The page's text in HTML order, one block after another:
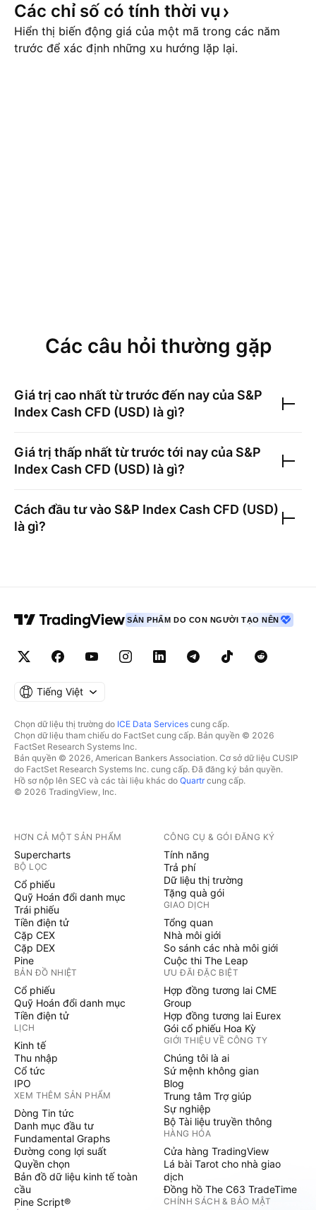
cuộc chiến ở Ukraine và Trung
Đô
thời điểm nh
Các chỉ số có tính thời vụ
Hiển thị biến động giá của một mã trong các năm
trước để xác định những xu hướng lặp lại.
Các câu hỏi thường gặp
Giá trị cao nhất từ trước đến nay của S&P
Index Cash CFD (USD) là gì?
Giá trị thấp nhất từ trước tới nay của S&P
Index Cash CFD (USD) là gì?
Cách đầu tư vào S&P Index Cash CFD (USD)
là gì?
SẢN PHẨM DO CON NGƯỜI TẠO NÊN
Tiếng Việt
Chọn dữ liệu thị trường do ICE Data Services cung cấp.
Chọn dữ liệu tham chiếu do FactSet cung cấp. Bản quyền © 2026
FactSet Research Systems Inc.
Bản quyền © 2026, American Bankers Association. Cơ sở dữ liệu CUSIP
do FactSet Research Systems Inc. cung cấp. Đã đăng ký bản quyền.
Hồ sơ nộp lên SEC và các tài liệu khác do Quartrcung cấp.
© 2026 TradingView, Inc.
HƠN CẢ MỘT SẢN PHẨM
Supercharts
BỘ LỌC
Cổ phiếu
Quỹ Hoán đổi danh mục
Trái phiếu
Tiền điện tử
Cặp CEX
Cặp DEX
Pine
BẢN ĐỒ NHIỆT
Cổ phiếu
Quỹ Hoán đổi danh mục
Tiền điện tử
LỊCH
Kinh tế
Thu nhập
Cổ tức
IPO
XEM THÊM SẢN PHẨM
Dòng Tin tức
Danh mục đầu tư
Fundamental Graphs
Đường cong lợi suất
Quyền chọn
Bản đồ dữ liệu kinh tế toàn
cầu
Pine Script®
CÔNG CỤ & GÓI ĐĂNG KÝ
Tính năng
Trả phí
Dữ liệu thị trường
Tặng quà gói
GIAO DỊCH
Tổng quan
Nhà môi giới
So sánh các nhà môi giới
Cuộc thi The Leap
ƯU ĐÃI ĐẶC BIỆT
Hợp đồng tương lai CME
Group
Hợp đồng tương lai Eurex
Gói cổ phiếu Hoa Kỳ
GIỚI THIỆU VỀ CÔNG TY
Chúng tôi là ai
Sứ mệnh không gian
Blog
Trung tâm Trợ giúp
Sự nghiệp
Bộ Tài liệu truyền thông
HÀNG HÓA
Cửa hàng TradingView
Lá bài Tarot cho nhà giao
dịch
Đồng hồ The C63 TradeTime
CHÍNH SÁCH & BẢO MẬT